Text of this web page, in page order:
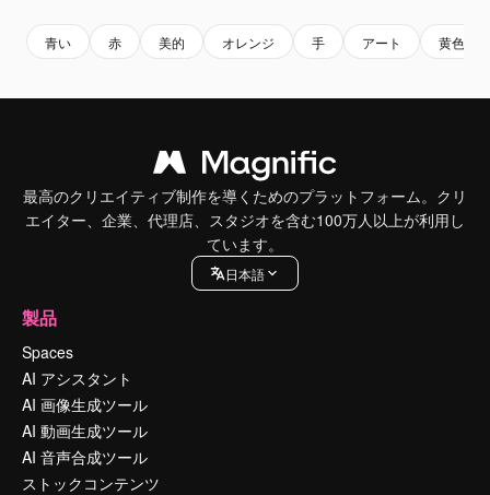
青い 赤 美的 オレンジ 手 アート 黄色
最高のクリエイティブ制作を導くためのプラットフォーム。クリ
エイター、企業、代理店、スタジオを含む100万人以上が利用し
ています。
日本語
製品
Spaces
AI アシスタント
AI 画像生成ツール
AI 動画生成ツール
AI 音声合成ツール
ストックコンテンツ